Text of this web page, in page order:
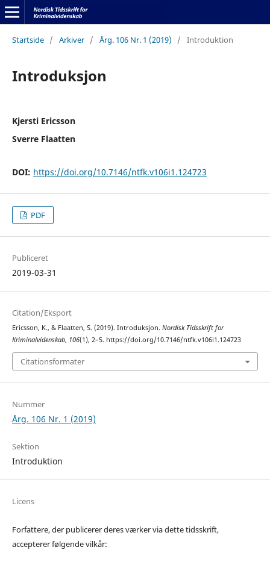
Startside / Arkiver / Årg. 106 Nr. 1 (2019) / Introduktion
Introduksjon
Kjersti Ericsson
Sverre Flaatten
DOI: https://doi.org/10.7146/ntfk.v106i1.124723
PDF
Publiceret
2019-03-31
Citation/Eksport
Ericsson, K., & Flaatten, S. (2019). Introduksjon. Nordisk Tidsskrift for
Kriminalvidenskab, 106(1), 2–5. https://doi.org/10.7146/ntfk.v106i1.124723
Citationsformater
Nummer
Årg. 106 Nr. 1 (2019)
Sektion
Introduktion
Licens
Forfattere, der publicerer deres værker via dette tidsskrift,
accepterer følgende vilkår: